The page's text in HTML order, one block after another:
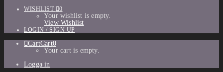
WISHLIST
0
Your wishlist is empty.
View Wishlist
LOGIN / SIGN UP
CartCart0
Your cart is empty.
Logga in